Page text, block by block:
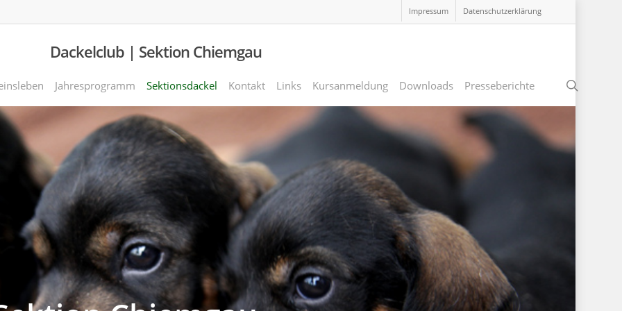
Impressum Datenschutzerklärung
Dackelclub | Sektion Chiemgau
Jahresprogramm Sektionsdackel Kontakt Links Kursanmeldung Downloads Presseberichte